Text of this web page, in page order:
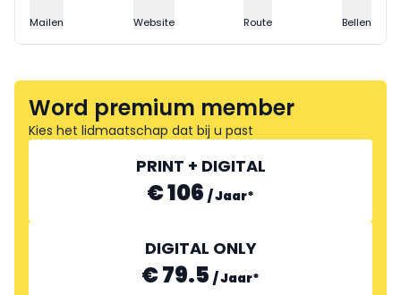
Mailen Website Route Bellen
Word premium member
Kies het lidmaatschap dat bij u past
PRINT + DIGITAL
€ 106 /Jaar*
DIGITAL ONLY
€ 79.5 /Jaar*